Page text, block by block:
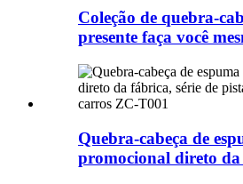
Coleção de quebra-
presente faça você
Quebra-cabeça de
promocional direto